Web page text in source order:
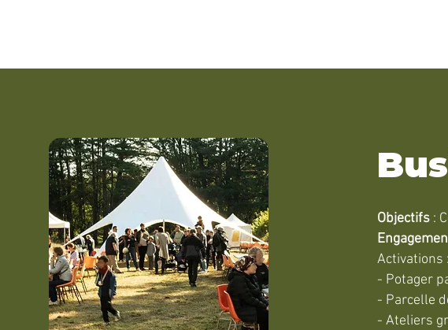
Objectifs :
Activations :
- Potager
- Parcelle
- Ateliers